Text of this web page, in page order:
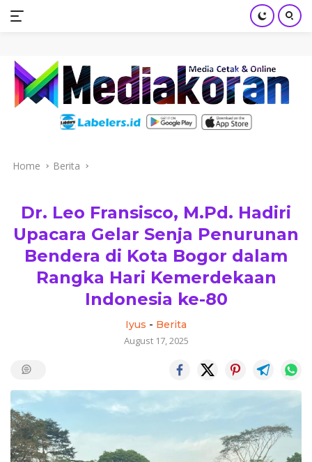
Skip
content
Home Berita
Dr. Leo Fransisco, M.Pd. Hadiri
Upacara Gelar Senja Penurunan
Bendera di Kota Bogor dalam
Rangka Hari Kemerdekaan
Indonesia ke-80
Iyus - Berita
August 17, 2025